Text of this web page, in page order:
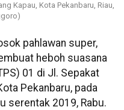
Kapau, Kota Pekanbaru, Riau,
pahlawan super,
heboh suasana
01 di Jl. Sepakat
Pekanbaru, pada
serentak 2019, Rabu.